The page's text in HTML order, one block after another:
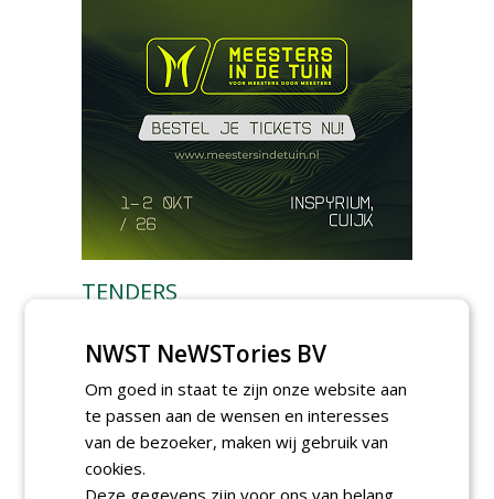
TENDERS
verzwaarde omstandigheden aan
Bodegraven Flex.
woensdag 5 augustus 2026
Gemeente Amsterdam, Ingenieursbureau
gunt AI 2024-0210 raamovereenkomst
ecologisch beheer aan De Jong Zuurmond,
Struunhoeve, Jos Scholman Groen en
NWST NeWSTories BV
Om goed in staat te zijn onze website aan
te passen aan de wensen en interesses
van de bezoeker, maken wij gebruik van
cookies.
Deze gegevens zijn voor ons van belang